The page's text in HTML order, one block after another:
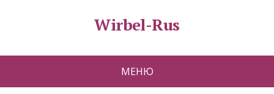
Wirbel-Rus
МЕНЮ